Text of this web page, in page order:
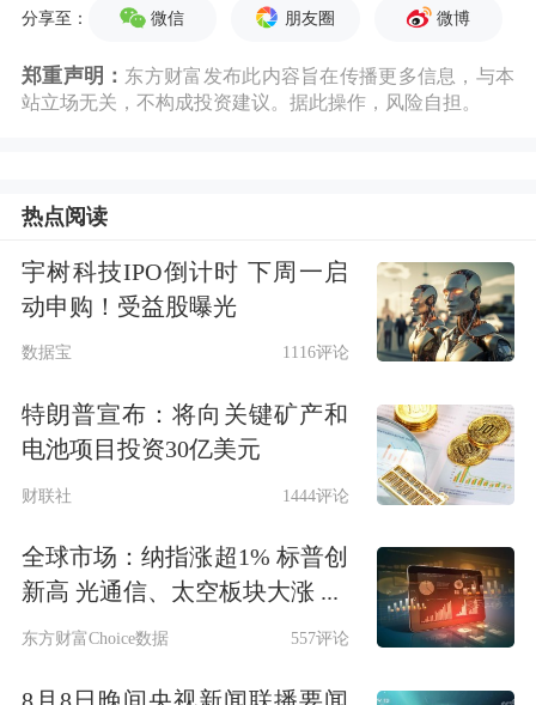
投资者网上提问
调研。接待人员包括董
事长 王兴富,财务总监 何伟,董事会秘书
者在本次说明会中提出的问题进行了回
复: (一)请领导介绍一下客车行业未来 3
方向有哪些? 感谢您对公司的关注与支
持。客车产业作为民生出行的重要载
体,其发展与居民出行总量及出行结构
息息相关,同时也深受出行方式变革、
政策导...
分享至： 微信 朋友圈 微博
郑重声明： 东方财富发布此内容旨在传播更多信息，与本
站立场无关，不构成投资建议。据此操作，风险自担。
热点阅读
宇树科技IPO倒计时 下周一启
动申购！受益股曝光
数据宝 1116评论
特朗普宣布：将向关键矿产和
电池项目投资30亿美元
财联社 1444评论
全球市场：纳指涨超1% 标普创
新高 光通信、太空板块大涨 ...
东方财富Choice数据 557评论